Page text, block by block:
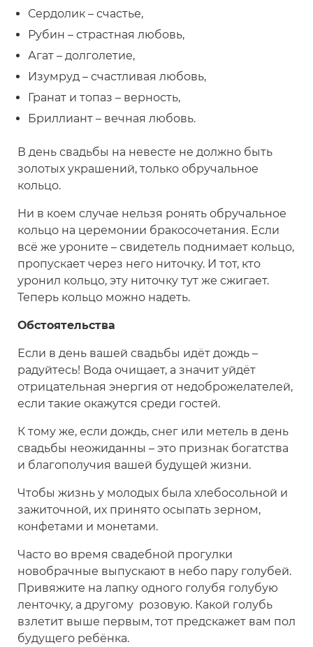
Сердолик – счастье,
Рубин – страстная любовь,
Агат – долголетие,
Изумруд – счастливая любовь,
Гранат и топаз – верность,
Бриллиант – вечная любовь.
В день свадьбы на невесте не должно быть
золотых украшений, только обручальное
кольцо.
Ни в коем случае нельзя ронять обручальное
кольцо на церемонии бракосочетания. Если
всё же уроните – свидетель поднимает кольцо,
пропускает через него ниточку. И тот, кто
уронил кольцо, эту ниточку тут же сжигает.
Теперь кольцо можно надеть.
Обстоятельства
Если в день вашей свадьбы идёт дождь –
радуйтесь! Вода очищает, а значит уйдёт
отрицательная энергия от недоброжелателей,
если такие окажутся среди гостей.
К тому же, если дождь, снег или метель в день
свадьбы неожиданны – это признак богатства
и благополучия вашей будущей жизни.
Чтобы жизнь у молодых была хлебосольной и
зажиточной, их принято осыпать зерном,
конфетами и монетами.
Часто во время свадебной прогулки
новобрачные выпускают в небо пару голубей.
Привяжите на лапку одного голубя голубую
ленточку, а другому розовую. Какой голубь
взлетит выше первым, тот предскажет вам пол
будущего ребёнка.